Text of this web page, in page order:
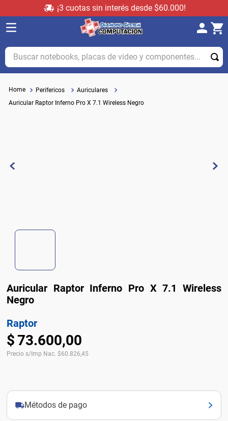
¡3 cuotas sin interés desde $60.000!
Buscar notebooks, placas de video y componentes...
Perifericos
Auriculares
Auricular Raptor Inferno Pro X 7.1 Wireless Negro
Auricular Raptor Inferno Pro X 7.1 Wireless
Negro
Raptor
$73.600,00
Precio s/Imp Nac. $60.826,45
Métodos de pago